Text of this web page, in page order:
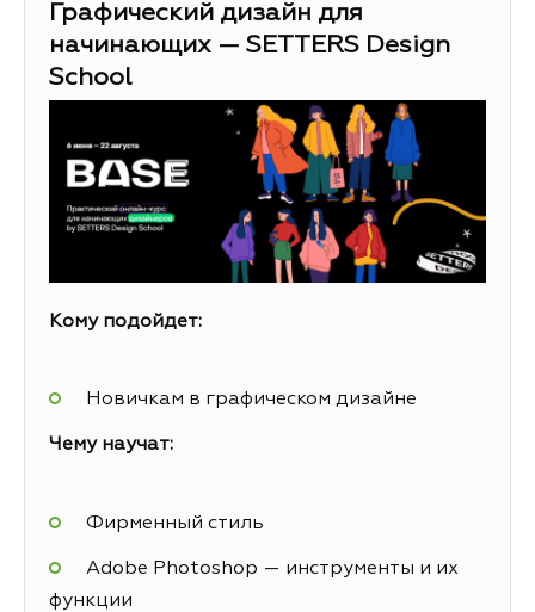
Графический дизайн для
начинающих — SETTERS Design
School
Кому подойдет:
Новичкам в графическом дизайне
Чему научат:
Фирменный стиль
Adobe Photoshop — инструменты и их
функции